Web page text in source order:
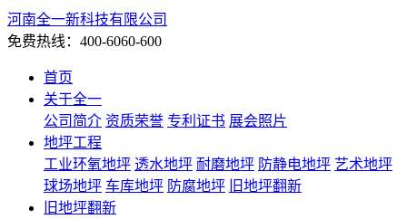
河南全一新科技有限公司
免费热线：400-6060-600
首页
关于全一
公司简介 资质荣誉 专利证书 展会照片
地坪工程
工业环氧地坪 透水地坪 耐磨地坪 防静电地坪 艺术地坪
球场地坪 车库地坪 防腐地坪 旧地坪翻新
旧地坪翻新